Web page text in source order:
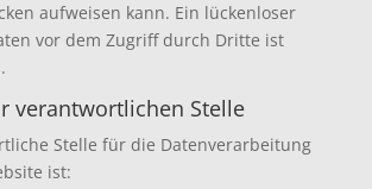
aufweisen kann. Ein lückenloser
vor dem Zugriff durch Dritte ist
verantwortlichen Stelle
Stelle für die Datenverarbeitung
ist: